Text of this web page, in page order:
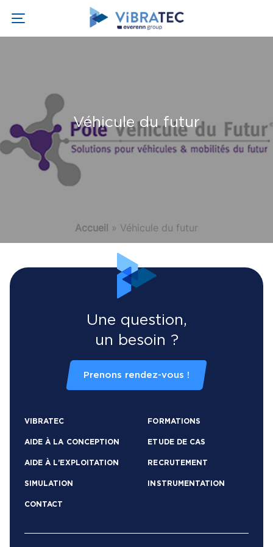
Véhicule du futur
Accueil » Véhicule du futur
Une question,
un besoin ?
Prenons rendez-vous !
VIBRATEC FORMATIONS
AIDE À LA CONCEPTION ETUDE DE CAS
AIDE À L’EXPLOITATION RECRUTEMENT
SIMULATION INSTRUMENTATION
CONTACT